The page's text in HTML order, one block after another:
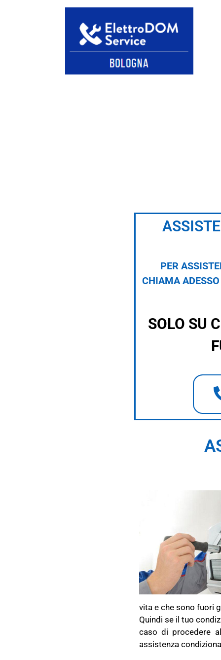
PER
CHIAMA
SOLO SU
vita e che sono fuori
Quindi se il tuo
caso di procedere
assistenza